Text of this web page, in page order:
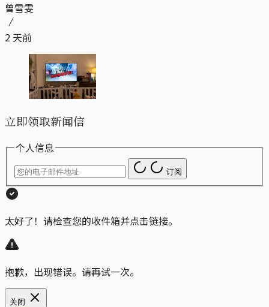
曾雪雯
2 天前
立即领取新闻信
个人信息
订阅
太好了！请检查您的收件箱并点击链接。
抱歉，出现错误。请再试一次。
关闭